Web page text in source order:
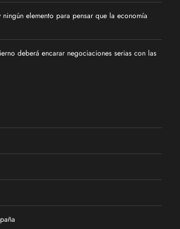
elemento para pensar que la economía
deberá encarar negociaciones serias con las